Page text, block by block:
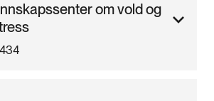
om vold og